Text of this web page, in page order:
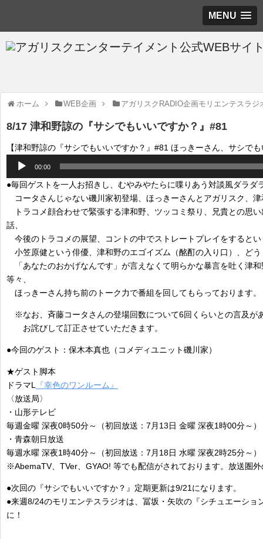
MENU
ホーム WEB企画 アガリスクRADIO企画モリエンテスラジ
8/17 津和野諒の『サシでもいいですか？』#81
【津和野諒の『サシでもいいですか？』#81 ほっきーさん、サシで
プ
ヤ
00:00
●毎回ゲストを一人お招きし、むやみやたらに喋りあう対談風ダラダ
コータさんじゃない磯川家初登場、ほっきーさんとアガリスク、
トラコメ顔合わせで緊張する津和野、ツッコミ祭り、兄貴との思
話、
今後のトラコメの展望、コントの中でストレートプレイをすると
小笠原健という俳優、津和野のエゴイズム（酩酊の入り口）、ど
「あなたのおかげなんです」が言えなくて明らかな暴言を吐く津
等々、
ほっきーさん持ち前のトーク力で番組を回してもらっております。
※なお、斉藤コータさんの登場回数について6回くらいとの言及が
お詫びして訂正させていただきます。
●今回のゲスト：保木本真也（コメディユニット磯川家）
★ゲスト脚本
ドラマL
『幸色のワンルーム』
〈放送局〉
・山形テレビ
毎週金曜 深夜0時50分～（初回放送：7月13日 金曜 深夜1時00分～）
・青森朝日放送
毎週水曜 深夜1時40分～（初回放送：7月18日 水曜 深夜2時25分～）
※AbemaTV、TVer、GYAO! 等でも配信がされております。放送圏
●次回の『サシでもいいですか？』定期更新は9/21になります。
●来週8/24のモリエンテスラジオは、冨坂・矢吹の『シチュエーシ
に！